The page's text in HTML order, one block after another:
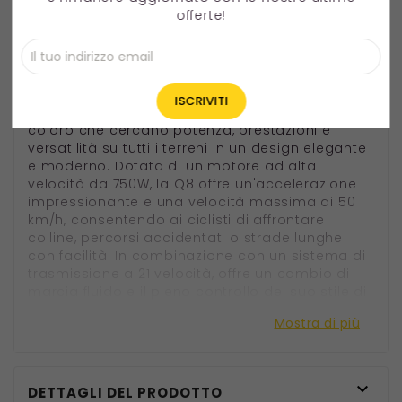
autonomia 85km
Motore potente e trasmissione
La bicicletta elettrica FENGQS Q8 è costruita per
coloro che cercano potenza, prestazioni e
versatilità su tutti i terreni in un design elegante
e moderno. Dotata di un motore ad alta
velocità da 750W, la Q8 offre un'accelerazione
impressionante e una velocità massima di 50
km/h, consentendo ai ciclisti di affrontare
colline, percorsi accidentati o strade lunghe
con facilità. In combinazione con un sistema di
Mostra di più
DETTAGLI DEL PRODOTTO 
offerte!